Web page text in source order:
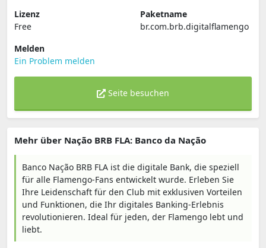
Lizenz
Free
Paketname
br.com.brb.digitalflamengo
Melden
Ein Problem melden
Seite besuchen
Mehr über Nação BRB FLA: Banco da Nação
Banco Nação BRB FLA ist die digitale Bank, die speziell
für alle Flamengo-Fans entwickelt wurde. Erleben Sie
Ihre Leidenschaft für den Club mit exklusiven Vorteilen
und Funktionen, die Ihr digitales Banking-Erlebnis
revolutionieren. Ideal für jeden, der Flamengo lebt und
liebt.